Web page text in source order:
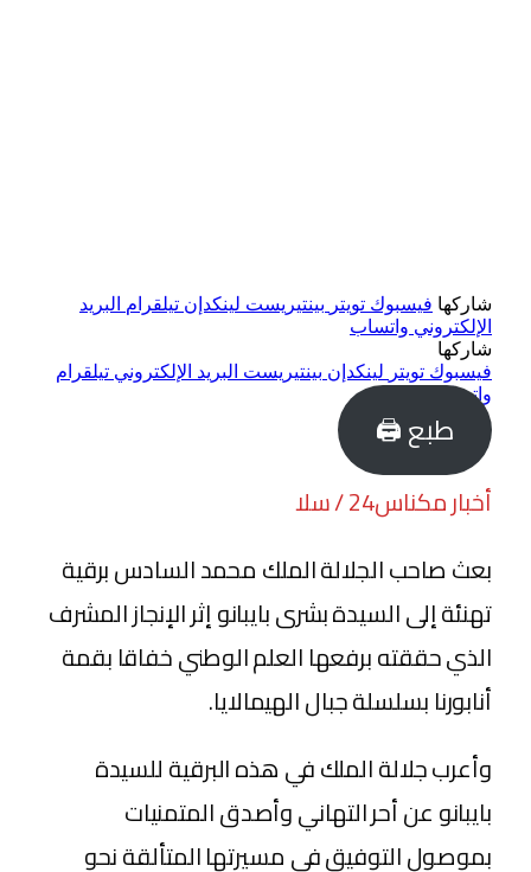
شاركها فيسبوك تويتر بينتيريست لينكدإن تيلقرام البريد
الإلكتروني واتساب
شاركها
فيسبوك تويتر لينكدإن بينتيريست البريد الإلكتروني تيلقرام
واتساب
طبع 🖨
أخبار مكناس24 / سلا
بعث صاحب الجلالة الملك محمد السادس برقية
تهنئة إلى السيدة بشرى بايبانو إثر الإنجاز المشرف
الذي حققته برفعها العلم الوطني خفاقا بقمة
أنابورنا بسلسلة جبال الهيمالايا.
وأعرب جلالة الملك في هذه البرقية للسيدة
بايبانو عن أحر التهاني وأصدق المتمنيات
بموصول التوفيق في مسيرتها المتألقة نحو